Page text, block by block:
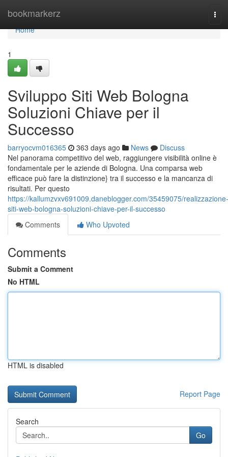
bookmarkerz
Home
Home
1
Sviluppo Siti Web Bologna
Soluzioni Chiave per il
Successo
barryocvm016365 363 days ago News
Discuss
Nel panorama competitivo del web, raggiungere visibilità online è
fondamentale per le aziende di Bologna. Una comparsa web
efficace può fare la distinzione} tra il successo e la mancanza di
risultati. Per questo
https://kallumzvxv691009.daneblogger.com/35459075/realizzazione-
siti-web-bologna-soluzioni-chiave-per-il-successo
Comments
Who Upvoted
Comments
Submit a Comment
No HTML
HTML is disabled
Report Page
Search
Go